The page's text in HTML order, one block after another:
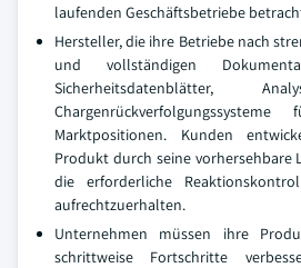
laufenden Geschäftsbetriebe
Hersteller, die ihre Betriebe nach
und vollständigen
Sicherheitsdatenblätter,
Marktpositionen. Kunden
Produkt durch seine vorhersehbare
die erforderliche
aufrechtzuerhalten.
Unternehmen müssen ihre
schrittweise Fortschritte